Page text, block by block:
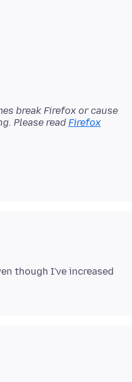
break Firefox or cause
Please read Firefox
though I've increased